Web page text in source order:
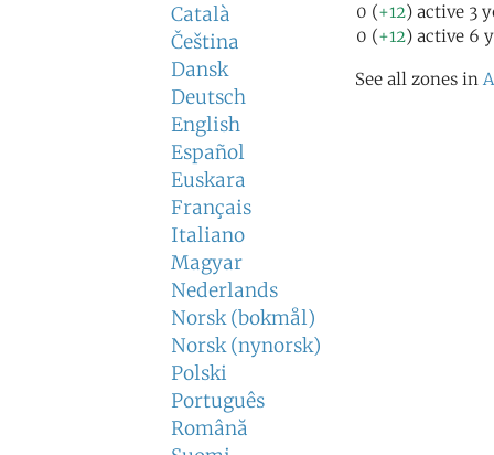
Català
Čeština
Dansk
Deutsch
English
Español
Euskara
Français
Italiano
Magyar
Nederlands
Norsk (bokmål)
Norsk (nynorsk)
Polski
Português
Română
0 (+12) active 3
0 (+12) active 6
See all zones in